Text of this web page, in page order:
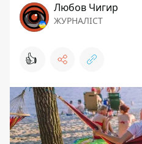
Любов Чигир
ЖУРНАЛІСТ
👍